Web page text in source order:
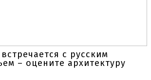
с русским
– оцените архитектуру